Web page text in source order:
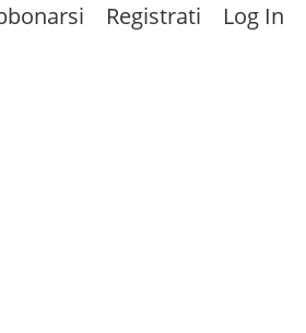
Registrati Log In